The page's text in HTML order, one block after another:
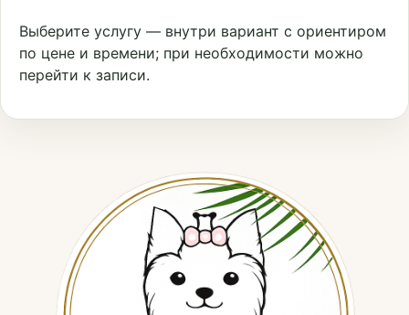
Выберите услугу — внутри вариант с ориентиром
по цене и времени; при необходимости можно
перейти к записи.